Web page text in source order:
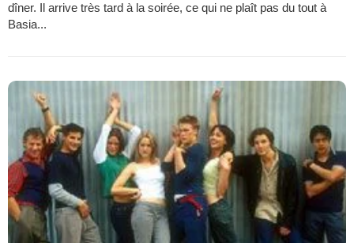
dîner. Il arrive très tard à la soirée, ce qui ne plaît pas du tout à
Basia...